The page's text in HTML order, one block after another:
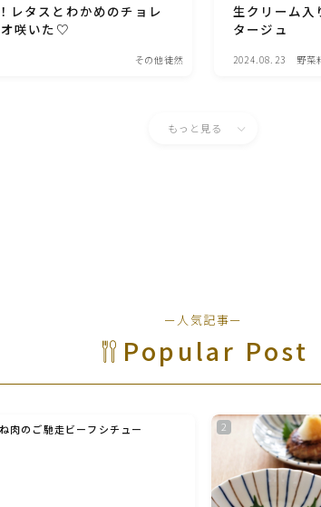
離乳食・キッズメニュー
レタスとわかめのチョレ
咲いた♡
その他徒然
生クリーム
タージュ
2024.08.23
野菜
もっと見る
ー人気記事ー
Popular Post
肉のご馳走ビーフシチュー